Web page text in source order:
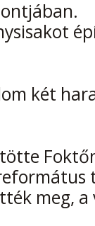
két
meg, a